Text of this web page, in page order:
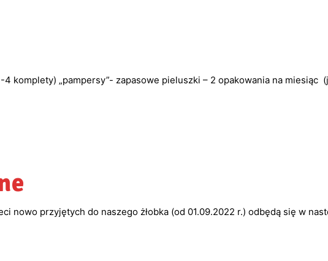
komplety) „pampersy”- zapasowe pieluszki – 2 opakowania na miesiąc
nowo przyjętych do naszego żłobka (od 01.09.2022 r.) odbędą się w